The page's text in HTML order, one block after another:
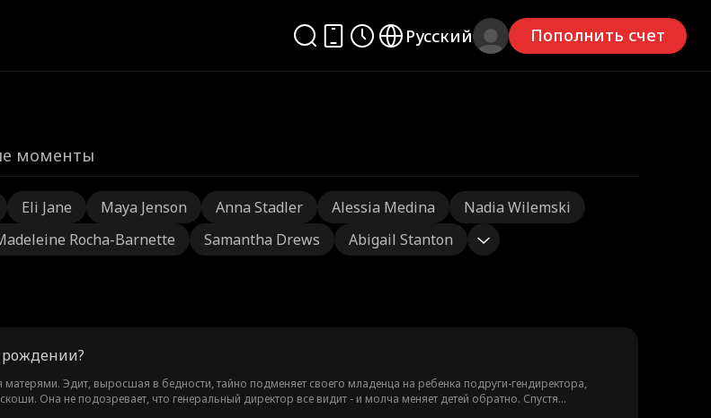
Русский Пополнить счет
моменты
Eli Jane Maya Jenson Anna Stadler Alessia Medina
Nadia Wilemski
Rocha-Barnette Samantha Drews Abigail Stanton
Эдит, выросшая в бедности, тайно подменяет своего младенца на ребенка подруги-гендиректора,
Она не подозревает, что генеральный директор все видит - и молча меняет детей обратно. Спустя